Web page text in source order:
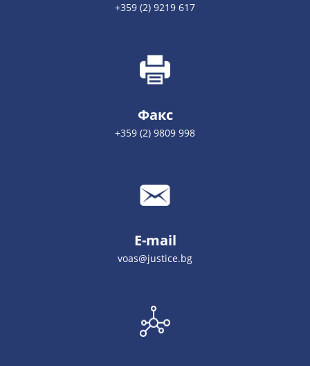
+359 (2) 9219 617
Факс
+359 (2) 9809 998
E-mail
voas@justice.bg